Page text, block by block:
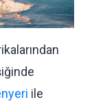
ile